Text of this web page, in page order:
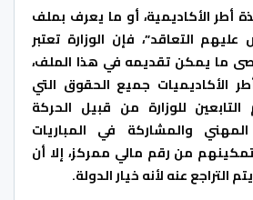
الأكاديمية، أو ما يعرف بملف
التعاقد”، فإن الوزارة تعتبر
ما يمكن تقديمه في هذا الملف،
الأكاديميات جميع الحقوق التي
للوزارة من قبيل الحركة
المهني والمشاركة في المباريات
من رقم مالي ممركز، إلا أن
التراجع عنه لأنه خيار الدولة.